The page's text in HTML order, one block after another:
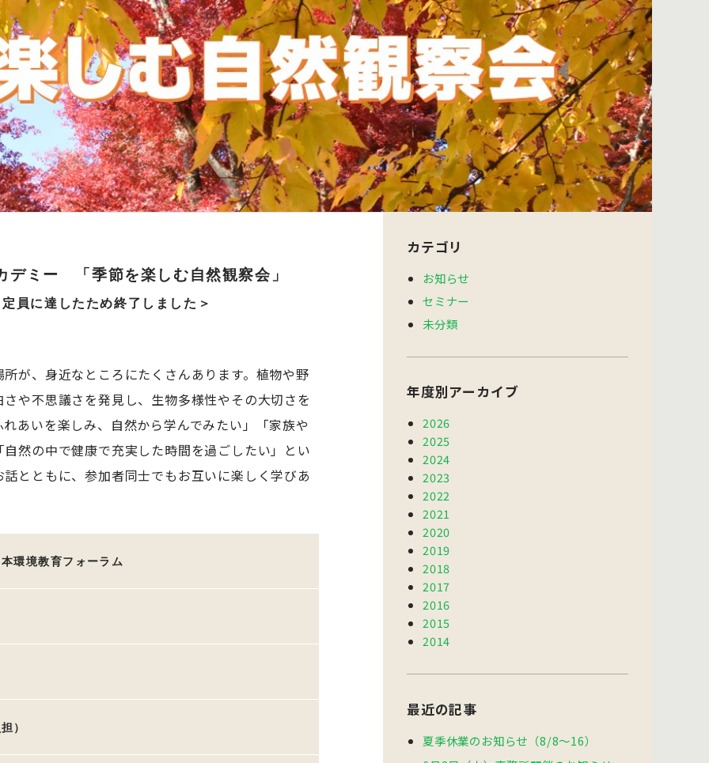
デミー 「季節を楽しむ自然観察会」
員に達したため終了しました＞
が、身近なところにたくさんあります。植物や野
や不思議さを発見し、生物多様性やその大切さを
あいを楽しみ、自然から学んでみたい」「家族や
然の中で健康で充実した時間を過ごしたい」とい
とともに、参加者同士でもお互いに楽しく学びあ
環境教育フォーラム
）
カテゴリ
お知らせ
セミナー
未分類
年度別アーカイブ
2026
2025
2024
2023
2022
2021
2020
2019
2018
2017
2016
2015
2014
最近の記事
夏季休業のお知らせ（8/8～16）